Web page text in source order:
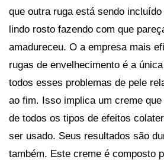
que outra ruga está sendo
lindo rosto fazendo com que
amadureceu. O a empresa mais
rugas de envelhecimento é a
todos esses problemas de pele
ao fim. Isso implica um creme
de todos os tipos de efeitos
ser usado. Seus resultados são
também. Este creme é composto